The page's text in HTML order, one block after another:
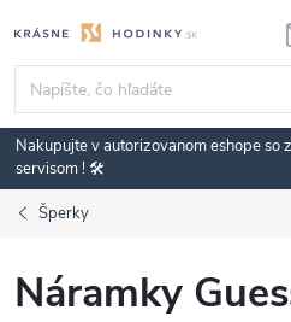
na
obsah
Nakupujte v autorizovanom eshope so
servisom ! 🛠️
Šperky
Náramky